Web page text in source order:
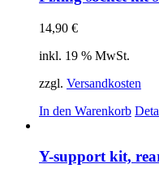
14,90 €
inkl. 19 % MwSt.
zzgl. Versandkosten
In den Warenkorb
Y-support kit,